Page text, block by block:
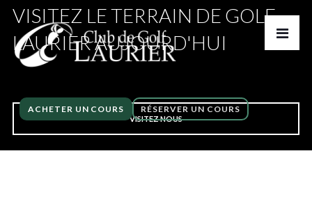
ACHETER UN COURS RÉSERVER UN COURS
VISITEZ LE TERRAIN DE GOLF
LAURIER AUJOURD'HUI
VISITEZ NOUS